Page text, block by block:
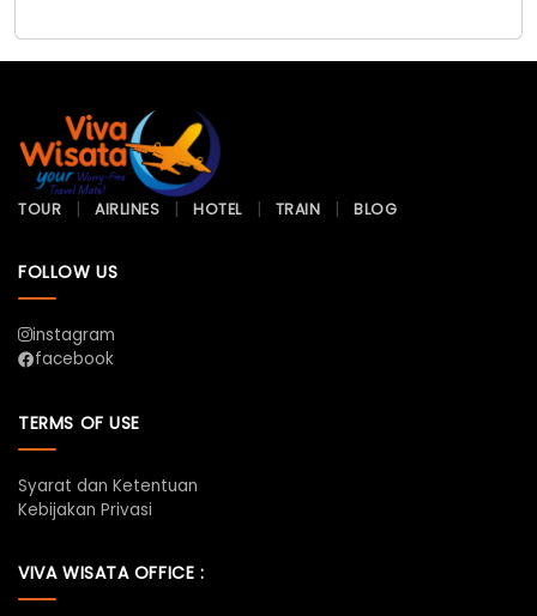
TOUR AIRLINES HOTEL TRAIN BLOG
FOLLOW US
instagram
facebook
TERMS OF USE
Syarat dan Ketentuan
Kebijakan Privasi
VIVA WISATA OFFICE :